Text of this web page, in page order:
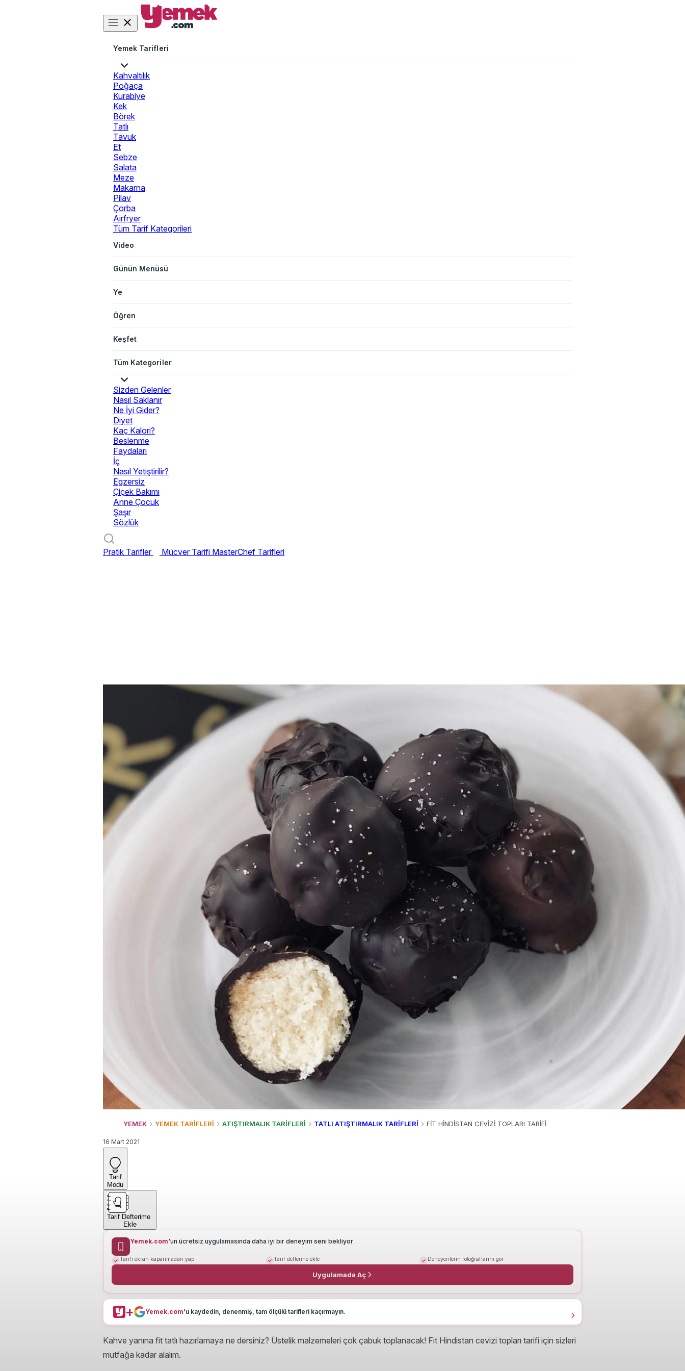
Yemek Tarifleri
Kahvaltılık
Poğaça
Kurabiye
Kek
Börek
Tatlı
Tavuk
Et
Sebze
Salata
Meze
Makarna
Pilav
Çorba
Airfryer
Tüm Tarif Kategorileri
Video
Günün Menüsü
Ye
Öğren
Keşfet
Tüm Kategoriler
Sizden Gelenler
Nasıl Saklanır
Ne İyi Gider?
Diyet
Kaç Kalori?
Beslenme
Faydaları
İç
Nasıl Yetiştirilir?
Egzersiz
Çiçek Bakımı
Anne Çocuk
Şaşır
Sözlük
Pratik Tarifler Mücver Tarifi MasterChef Tarifleri
YEMEK YEMEK TARİFLERİ ATIŞTIRMALIK TARİFLERİ TATLI ATIŞTIRMALIK TARİFLERİ FİT HİNDİSTAN CEVİZİ TOPLARI TARİFİ
16 Mart 2021
Tarif
Modu
Tarif Defterime
Ekle
Yemek.com'un ücretsiz uygulamasında daha iyi bir deneyim seni bekliyor
Tarifi ekran kapanmadan yap Tarif defterine ekle Deneyenlerin fotoğraflarını gör
Uygulamada Aç
+ Yemek.com'u kaydedin, denenmiş, tam ölçülü tarifleri kaçırmayın.
Kahve yanına fit tatlı hazırlamaya ne dersiniz? Üstelik malzemeleri çok çabuk toplanacak! Fit Hindistan cevizi topları tarifi için sizleri
mutfağa kadar alalım.